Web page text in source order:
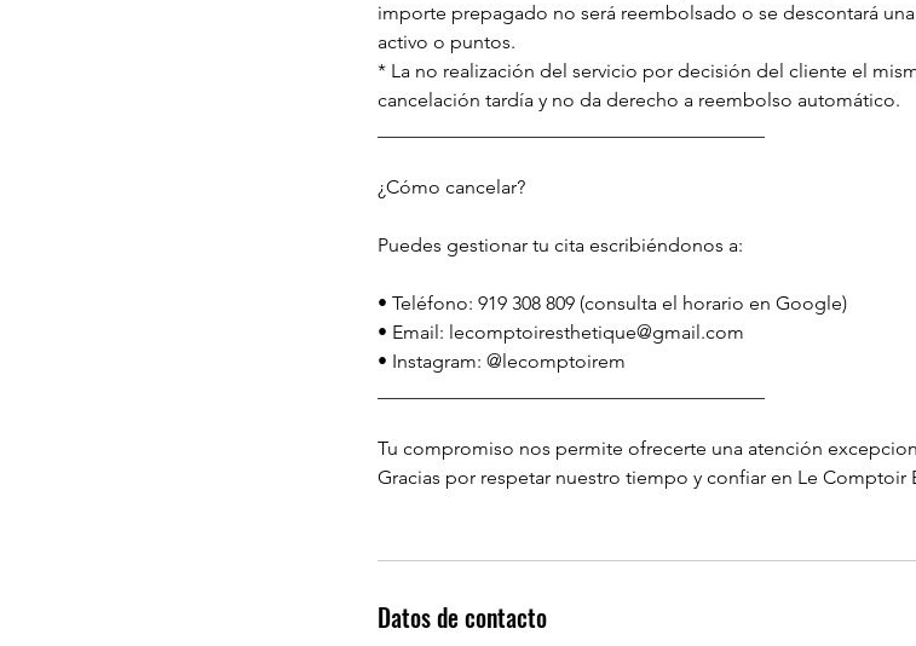
importe prepagado no será reembolsado o se descontará
activo o puntos.
* La no realización del servicio por decisión del cliente el
cancelación tardía y no da derecho a reembolso automático.
¿Cómo cancelar?
Puedes gestionar tu cita escribiéndonos a:
• Teléfono: 919 308 809 (consulta el horario en Google)
• Email: lecomptoiresthetique@gmail.com
• Instagram: @lecomptoirem
Tu compromiso nos permite ofrecerte una atención
Gracias por respetar nuestro tiempo y confiar en Le Comptoir
Datos de contacto